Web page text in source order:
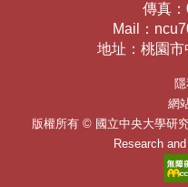
傳真：
Mail：
地址： 桃園市
網
版權所有 © 國立中央大學研
Research